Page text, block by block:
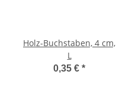
Holz-Buchstaben, 4 cm,
L
0,35 € *